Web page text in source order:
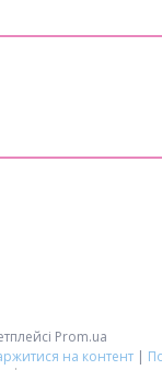
Prom.ua
на контент |